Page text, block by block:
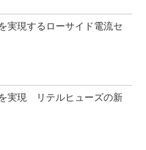
実現するローサイド電流セ
実現 リテルヒューズの新